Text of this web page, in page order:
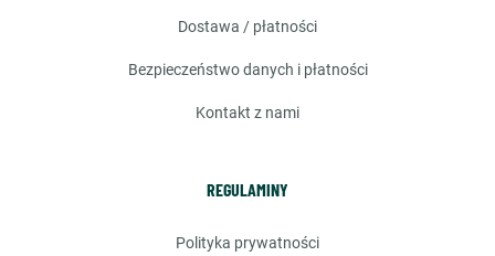
dostawa / płatności
bezpieczeństwo danych i płatności
kontakt z nami
REGULAMINY
polityka prywatności